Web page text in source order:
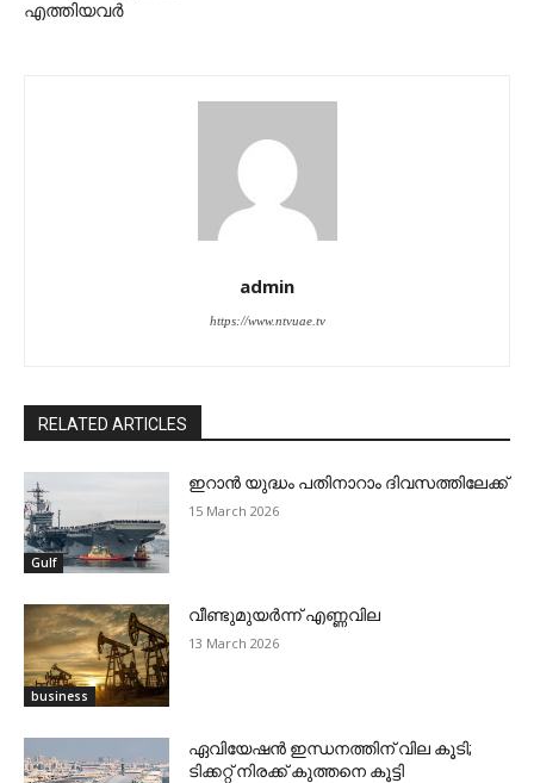
എത്തിയവര്‍
admin
https://www.ntvuae.tv
RELATED ARTICLES
Gulf
ഇറാന്‍ യുദ്ധം പതിനാറാം ദിവസത്തിലേക്ക്
15 March 2026
business
വീണ്ടുമുയര്‍ന്ന് എണ്ണവില
13 March 2026
ഏവിയേഷന്‍ ഇന്ധനത്തിന് വില കൂടി;
ടിക്കറ്റ് നിരക്ക് കുത്തനെ കൂട്ടി